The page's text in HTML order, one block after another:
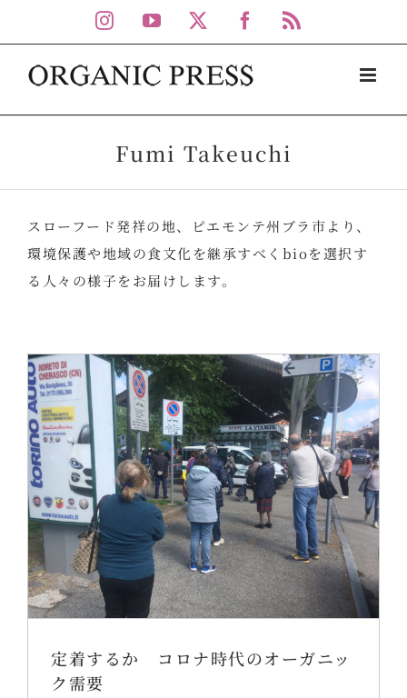
to
content
Instagram
YouTube Facebook
Fumi Takeuchi
スローフード発祥の地、ピエモンテ州ブラ市より、
環境保護や地域の食文化を継承すべくbioを選択す
る人々の様子をお届けします。
定着するか コロナ時代のオーガニッ
ク需要